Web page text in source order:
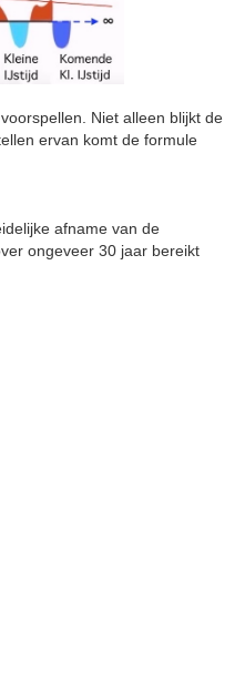
Niet alleen blijkt de
ervan komt de formule
afname van de
ongeveer 30 jaar bereikt